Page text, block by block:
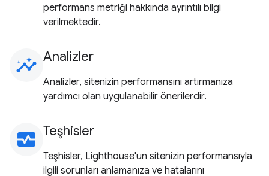
performans metriği hakkında ayrıntılı bilgi
verilmektedir.
insights Analizler
Analizler, sitenizin performansını artırmanıza
yardımcı olan uygulanabilir önerilerdir.
monitor_heart Teşhisler
Teşhisler, Lighthouse'un sitenizin performansıyla
ilgili sorunları anlamanıza ve hatalarını